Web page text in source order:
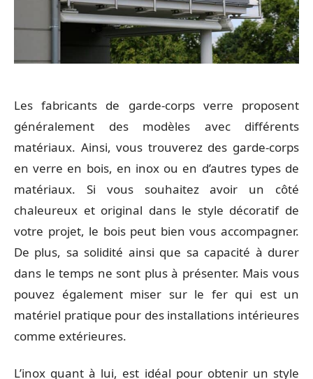
Les fabricants de garde-corps verre proposent
généralement des modèles avec différents
matériaux. Ainsi, vous trouverez des garde-corps
en verre en bois, en inox ou en d’autres types de
matériaux. Si vous souhaitez avoir un côté
chaleureux et original dans le style décoratif de
votre projet, le bois peut bien vous accompagner.
De plus, sa solidité ainsi que sa capacité à durer
dans le temps ne sont plus à présenter. Mais vous
pouvez également miser sur le fer qui est un
matériel pratique pour des installations intérieures
comme extérieures.
L’inox quant à lui, est idéal pour obtenir un style